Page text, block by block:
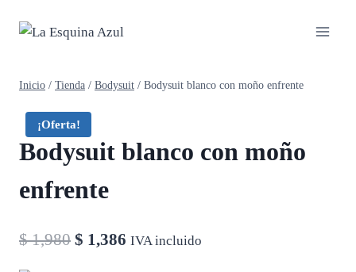
Inicio / Tienda / Bodysuit / Bodysuit blanco con moño enfrente
¡Oferta!
Bodysuit blanco con moño
enfrente
$1,980 El
$ 1,386 El
IVA incluido